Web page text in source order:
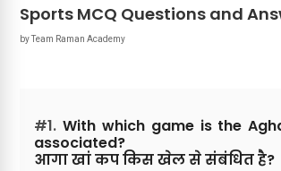
Sports MCQ Questions and
byTeam Raman Academy
#1. With which game is the
associated?
आगा खां कप किस खेल से संबंधित है?